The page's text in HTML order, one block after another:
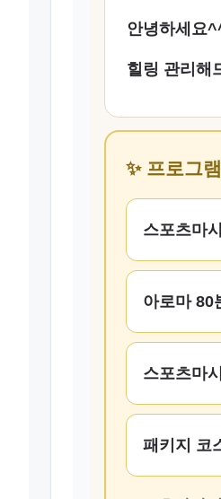
안녕하세요
힐링 관리해
✨ 프로그램
스포츠마
아로마 80
스포츠마
패키지 코